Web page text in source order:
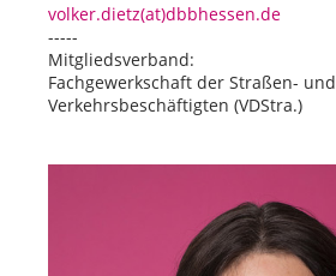
volker.dietz(at)dbbhessen.de
-----
Mitgliedsverband:
Fachgewerkschaft der Straßen- und
Verkehrsbeschäftigten (VDStra.)